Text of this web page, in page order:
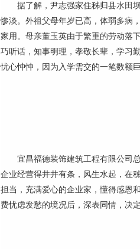
据了解，尹志强家住秭归县水田坝
惨淡。外祖父母年岁已高，体弱多病
家用。母亲董玉英由于繁重的劳动落
巧听话，知事明理，孝敬长辈，学习
忧心忡忡，因为入学需交的一笔数额
宜昌福德装饰建筑工程有限公司总
企业经营得井井有条，风生水起，在
担当，充满爱心的企业家，懂得感恩
费忧虑发愁的境况后，深表同情，决